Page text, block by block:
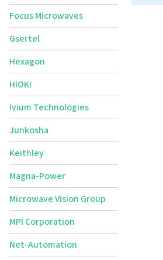
Focus Microwaves
Gsertel
Hexagon
HIOKI
Ivium Technologies
Junkosha
Keithley
Magna-Power
Microwave Vision Group
MPI Corporation
Net-Automation